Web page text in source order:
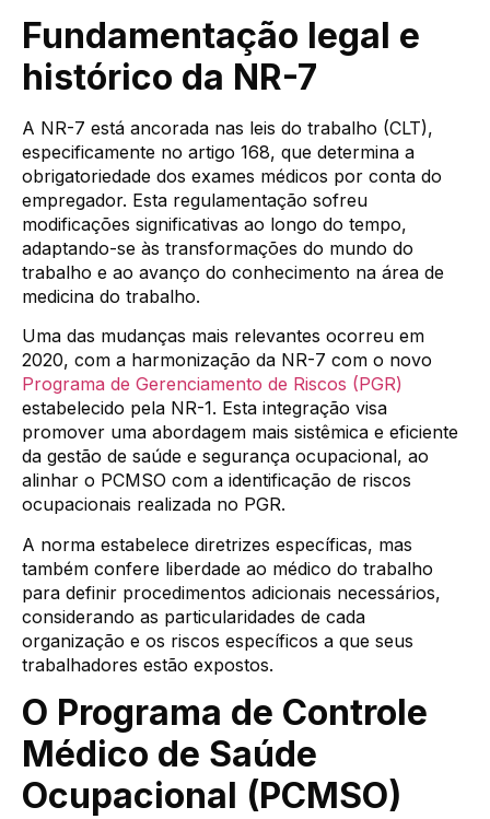
Fundamentação legal e
histórico da NR-7
A NR-7 está ancorada nas leis do trabalho (CLT),
especificamente no artigo 168, que determina a
obrigatoriedade dos exames médicos por conta do
empregador. Esta regulamentação sofreu
modificações significativas ao longo do tempo,
adaptando-se às transformações do mundo do
trabalho e ao avanço do conhecimento na área de
medicina do trabalho.
Uma das mudanças mais relevantes ocorreu em
2020, com a harmonização da NR-7 com o novo
Programa de Gerenciamento de Riscos (PGR)
estabelecido pela NR-1. Esta integração visa
promover uma abordagem mais sistêmica e eficiente
da gestão de saúde e segurança ocupacional, ao
alinhar o PCMSO com a identificação de riscos
ocupacionais realizada no PGR.
A norma estabelece diretrizes específicas, mas
também confere liberdade ao médico do trabalho
para definir procedimentos adicionais necessários,
considerando as particularidades de cada
organização e os riscos específicos a que seus
trabalhadores estão expostos.
O Programa de Controle
Médico de Saúde
Ocupacional (PCMSO)